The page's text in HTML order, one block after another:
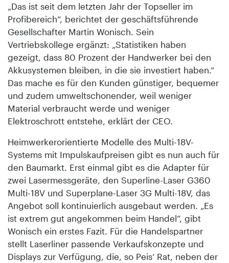
„Das ist seit dem letzten Jahr der Topseller im
Profibereich“, berichtet der geschäftsführende
Gesellschafter Martin Wonisch. Sein
Vertriebskollege ergänzt: „Statistiken haben
gezeigt, dass 80 Prozent der Handwerker bei den
Akkusystemen bleiben, in die sie investiert haben.“
Das mache es für den Kunden günstiger, bequemer
und zudem umweltschonender, weil weniger
Material verbraucht werde und weniger
Elektroschrott entstehe, erklärt der CEO.
Heimwerkerorientierte Modelle des Multi-18V-
Systems mit Impulskaufpreisen gibt es nun auch für
den Baumarkt. Erst einmal gibt es die Adapter für
zwei Lasermessgeräte, den Superline-Laser G360
Multi-18V und Superplane-Laser 3G Multi-18V, das
Angebot soll kontinuierlich ausgebaut werden. „Es
ist ex­trem gut angekommen beim Handel“, gibt
Wonisch ein erstes Fazit. Für die Handelspartner
stellt Laserliner passende Verkaufskonzepte und
Displays zur Verfügung, die, so Peis‘ Rat, neben der